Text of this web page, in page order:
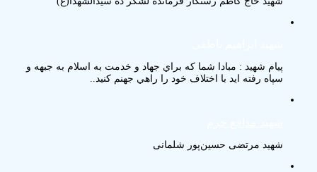
پيام شهيد : مبادا شما كه براي جهاد و خدمت به اسلام به جبهه و
سپاه رفته ايد با اختلاف خود را راهي جهنم كنيد..
شهید مرتضی حسین‌پور شلمانی